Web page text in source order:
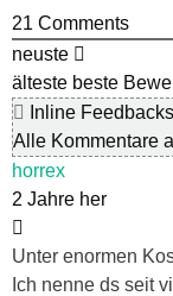
21 Comments
neuste
älteste beste
Inline Feedbacks
Alle Kommentare
horrex
2 Jahre her
Unter enormen
Ich nenne ds seit